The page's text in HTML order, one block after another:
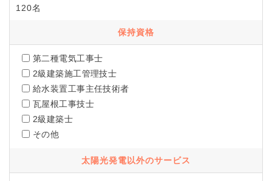
120名
保持資格
第二種電気工事士
2級建築施工管理技士
給水装置工事主任技術者
瓦屋根工事技士
2級建築士
その他
太陽光発電以外のサービス